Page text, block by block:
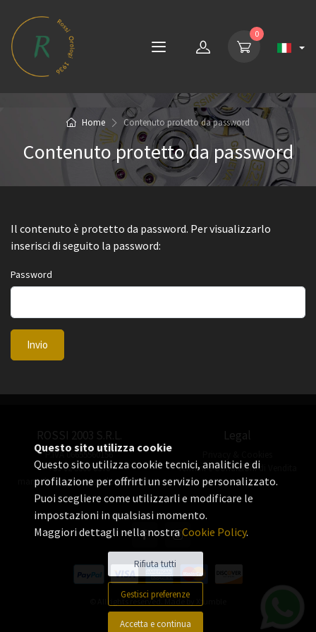
0
Home Contenuto protetto da password
Contenuto protetto da password
Il contenuto è protetto da password. Per visualizzarlo
inserisci di seguito la password:
Password
Invio
ROSSI 2003 S.R.L.
P.IVA 06655560156
+39 02 3360 8378
manuel.rossi@rossiorologi.com
Legal
Termini e Condizioni di Vendita
© All rights reserved. Made by
Questo sito utilizza cookie
Questo sito utilizza cookie tecnici, analitici e di
profilazione per offrirti un servizio personalizzato.
Puoi scegliere come utilizzarli e modificare le
impostazioni in qualsiasi momento.
Maggiori dettagli nella nostraCookie Policy.
Rifiuta tutti
Gestisci preferenze
Accetta e continua